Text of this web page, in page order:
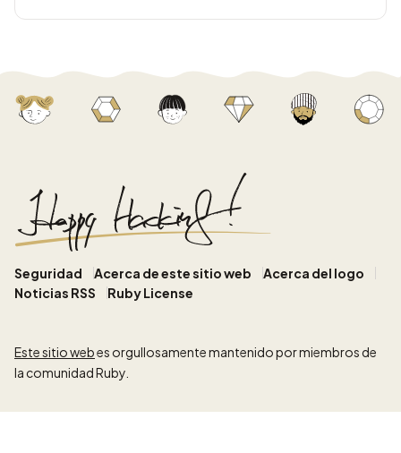
Seguridad Acerca de este sitio web
Acerca del logo
Noticias RSS
Ruby License
Este sitio webes orgullosamente mantenido por miembros de
la comunidad Ruby.